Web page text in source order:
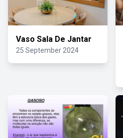
Vaso Sala De Jantar
25 September 2024